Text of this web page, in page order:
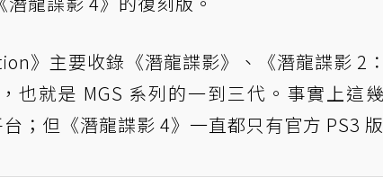
》主要收錄《潛龍諜影》、《潛龍諜影 2
也就是 MGS 系列的一到三代。事實上這
；但《潛龍諜影 4》一直都只有官方 PS3